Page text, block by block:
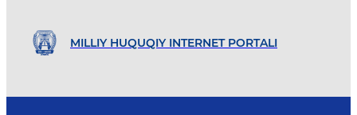
MILLIY HUQUQIY INTERNET PORTALI